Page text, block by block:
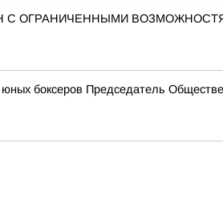
С ОГРАНИЧЕННЫМИ
боксеров Председатель